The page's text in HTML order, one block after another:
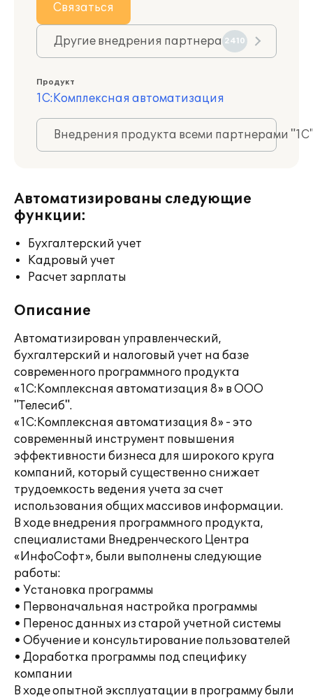
Связаться
Другие внедрения партнера 2410
Продукт
1С:Комплексная автоматизация
Внедрения продукта всеми партнерами
Автоматизированы следующие
функции:
Бухгалтерский учет
Кадровый учет
Расчет зарплаты
Описание
Автоматизирован управленческий,
бухгалтерский и налоговый учет на базе
современного программного продукта
«1С:Комплексная автоматизация 8» в ООО
"Телесиб".
«1С:Комплексная автоматизация 8» - это
современный инструмент повышения
эффективности бизнеса для широкого круга
компаний, который существенно снижает
трудоемкость ведения учета за счет
использования общих массивов информации.
В ходе внедрения программного продукта,
специалистами Внедренческого Центра
«ИнфоСофт», были выполнены следующие
работы:
• Установка программы
• Первоначальная настройка программы
• Перенос данных из старой учетной системы
• Обучение и консультирование пользователей
• Доработка программы под специфику
компании
В ходе опытной эксплуатации в программу были